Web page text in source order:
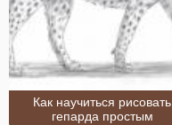
Как научиться рисовать
гепарда простым